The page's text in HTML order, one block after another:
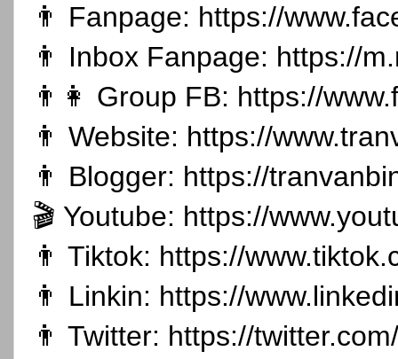
👨 Fanpage: https://
👨 Inbox Fanpage: https://
👨👩 Group FB: https://
👨 Website: https://
👨 Blogger: https://
🎬 Youtube: https://
👨 Tiktok: https://
👨 Linkin: https://
👨 Twitter: https://